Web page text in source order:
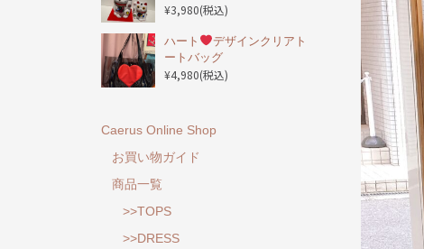
¥3,980(税込)
ハート
デザインクリアト
ートバッグ
¥4,980(税込)
Caerus Online Shop
お買い物ガイド
商品一覧
>>TOPS
>>DRESS